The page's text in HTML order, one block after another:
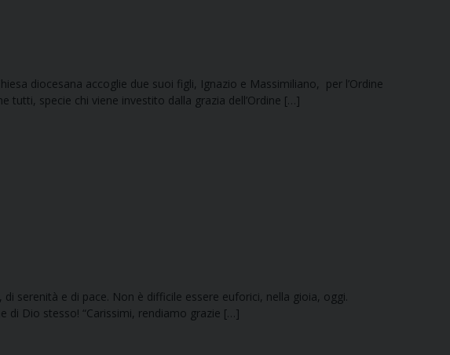
diocesana accoglie due suoi figli, Ignazio e Massimiliano, per l’Ordine
tutti, specie chi viene investito dalla grazia dell’Ordine […]
serenità e di pace. Non è difficile essere euforici, nella gioia, oggi.
di Dio stesso! “Carissimi, rendiamo grazie […]